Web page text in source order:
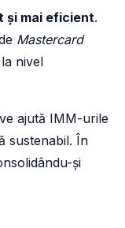
și mai eficient.
Mastercard
nivel
ajută IMM-urile
sustenabil. În
și